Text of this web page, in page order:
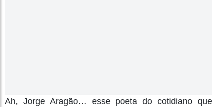
Ah, Jorge Aragão… esse poeta do cotidiano que